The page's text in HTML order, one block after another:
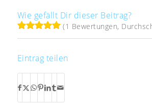
Wie gefällt Dir dieser Beitrag?
(1 Bewertungen,
Eintrag teilen